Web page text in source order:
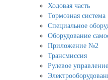
Ходовая часть
Тормозная система
Специальное
Оборудование
Приложение №2
Трансмиссия
Рулевое управление